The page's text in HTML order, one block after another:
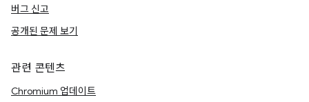
버그 신고
공개된 문제 보기
관련 콘텐츠
Chromium 업데이트